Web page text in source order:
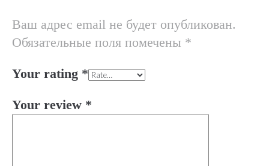
Ваш адрес email не будет опубликован.
Обязательные поля помечены *
Your rating *
Your review *